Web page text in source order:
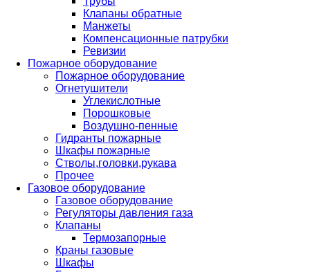
Клапаны обратные
Манжеты
Компенсационные патрубки
Ревизии
Пожарное оборудование
Пожарное оборудование
Огнетушители
Углекислотные
Порошковые
Воздушно-пенные
Гидранты пожарные
Шкафы пожарные
Стволы,головки,рукава
Прочее
Газовое оборудование
Газовое оборудование
Регуляторы давления газа
Клапаны
Термозапорные
Краны газовые
Шкафы